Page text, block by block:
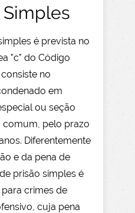
é prevista no
"c" do Código
no
em
ou seção
comum, pelo prazo
Diferentemente
e da pena de
prisão simples é
crimes de
cuja pena